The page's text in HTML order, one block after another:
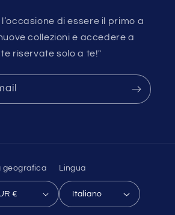
di essere il primo a
collezioni e accedere a
riservate solo a te!"
geografica
Italia | EUR €
Lingua
Italiano